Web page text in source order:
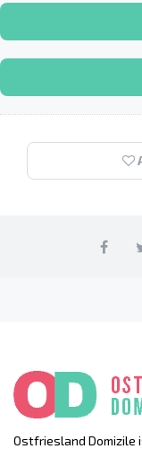
Ostfriesland